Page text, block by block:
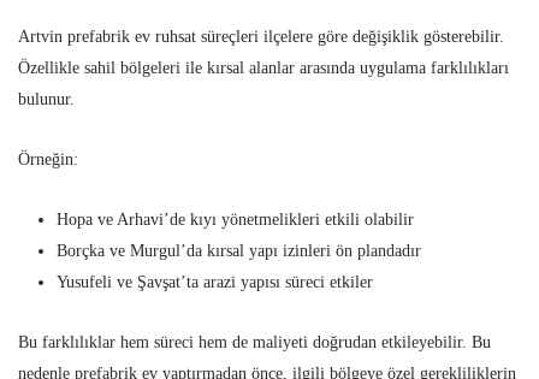
Artvin prefabrik ev ruhsat süreçleri ilçelere göre değişiklik gösterebilir.
Özellikle sahil bölgeleri ile kırsal alanlar arasında uygulama farklılıkları
bulunur.
Örneğin:
Hopa ve Arhavi’de kıyı yönetmelikleri etkili olabilir
Borçka ve Murgul’da kırsal yapı izinleri ön plandadır
Yusufeli ve Şavşat’ta arazi yapısı süreci etkiler
Bu farklılıklar hem süreci hem de maliyeti doğrudan etkileyebilir. Bu
nedenle prefabrik ev yaptırmadan önce, ilgili bölgeye özel gerekliliklerin